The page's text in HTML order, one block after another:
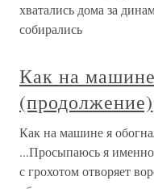
хватались дома за
собирались
Как на
(продолжение)
Как на машине я
...Просыпаюсь я именно
с грохотом отворяет